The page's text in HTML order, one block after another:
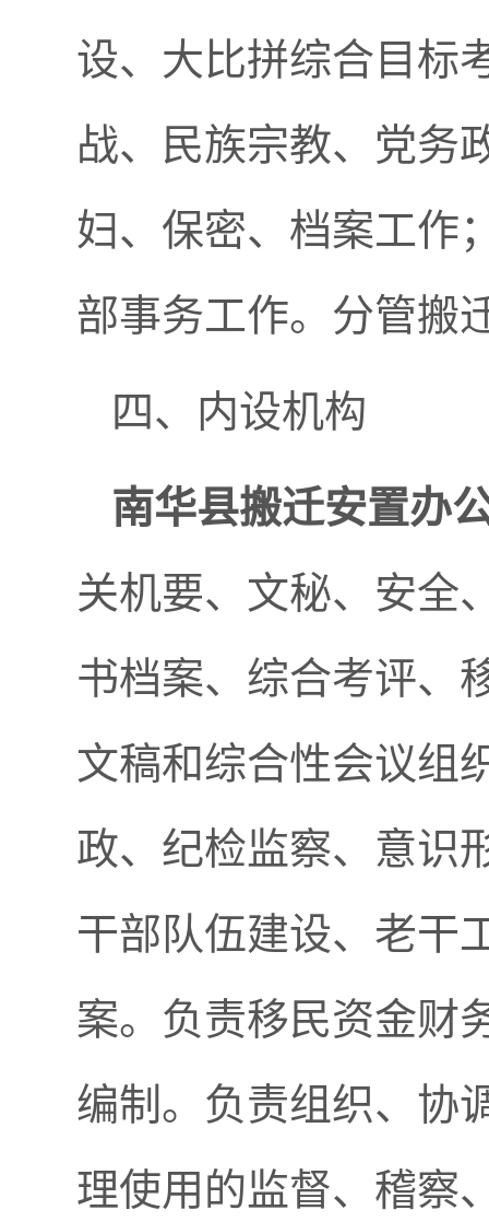
设、 大比拼综合目标
战、
民族宗教、党务
妇、保密、档案工作
部事务工作。分管搬
四、内设机构
南华县搬迁安置办
关机要、文秘、安全
书档案、综合考评、
文稿和综合性会议组
政、纪检监察、意识
干部队伍建设、老干
案。负责移民资金财
编制。负责组织、协
理使用的监督、稽察